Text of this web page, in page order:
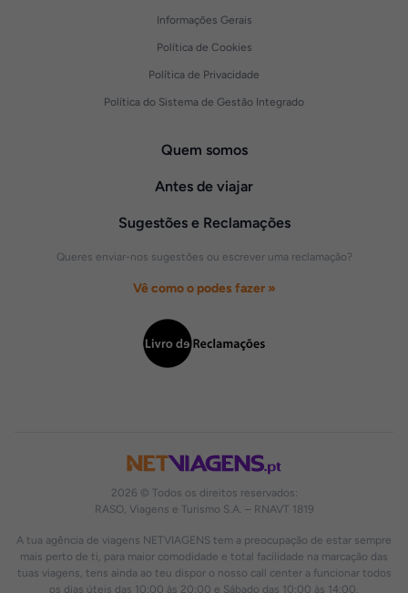
2026 © Todos os direitos reservados:
RASO, Viagens e Turismo S.A. – RNAVT 1819
A tua agência de viagens NETVIAGENS tem a preocupação de estar sempre
mais perto de ti, para maior comodidade e total facilidade na marcação das
tuas viagens, tens ainda ao teu dispor o nosso call center a funcionar todos
os dias úteis das 10:00 às 20:00 e Sábado das 10:00 às 14:00.
Informações Gerais
Política de Cookies
Política de Privacidade
Política do Sistema de Gestão Integrado
Quem somos
Antes de viajar
Sugestões e Reclamações
Queres enviar-nos sugestões ou escrever uma reclamação?
Vê como o podes fazer »